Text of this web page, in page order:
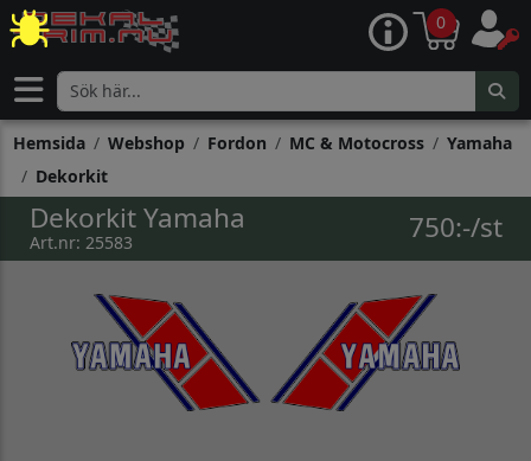
0
Hemsida Webshop Fordon MC & Motocross
Yamaha
Dekorkit
Dekorkit Yamaha
Art.nr: 25583 750:-/st